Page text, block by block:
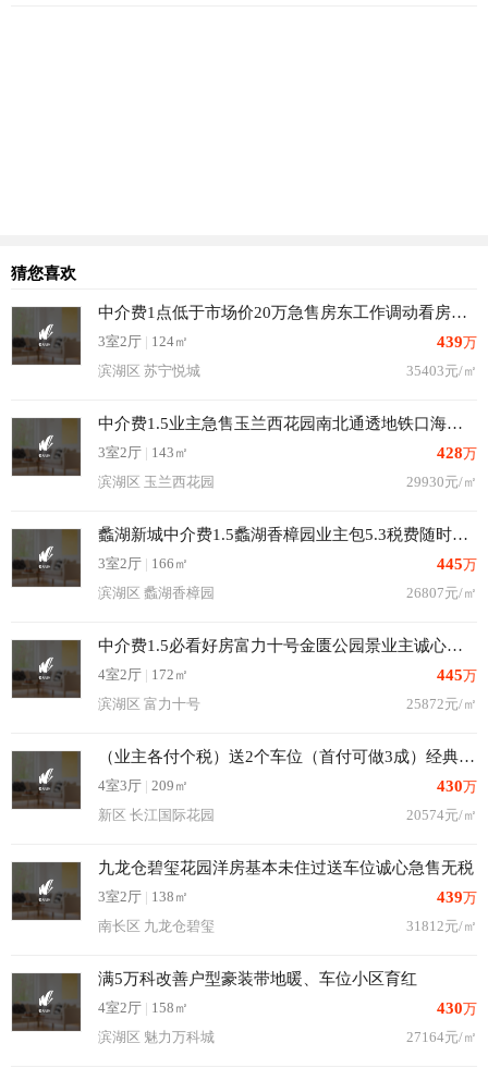
猜您喜欢
中介费1点低于市场价20万急售房东工作调动看房方便有钥匙的
3室2厅 | 124㎡ 439万
滨湖区 苏宁悦城
35403元/㎡
中介费1.5业主急售玉兰西花园南北通透地铁口海岸城随时看房
3室2厅 | 143㎡ 428万
滨湖区 玉兰西花园
29930元/㎡
蠡湖新城中介费1.5蠡湖香樟园业主包5.3税费随时看房可签约
3室2厅 | 166㎡ 445万
滨湖区 蠡湖香樟园
26807元/㎡
中介费1.5必看好房富力十号金匮公园景业主诚心随时看房可签
4室2厅 | 172㎡ 445万
滨湖区 富力十号
25872元/㎡
（业主各付个税）送2个车位（首付可做3成）经典顶复可谈
4室3厅 | 209㎡ 430万
新区 长江国际花园
20574元/㎡
九龙仓碧玺花园洋房基本未住过送车位诚心急售无税
3室2厅 | 138㎡ 439万
南长区 九龙仓碧玺
31812元/㎡
满5万科改善户型豪装带地暖、车位小区育红
4室2厅 | 158㎡ 430万
滨湖区 魅力万科城
27164元/㎡